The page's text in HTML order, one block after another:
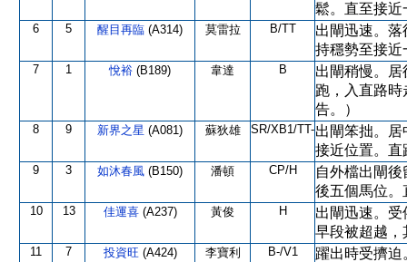
鬆。直至接近
6 5 醒目再臨 (A314) 莫雷拉 B/TT
出閘迅速。
持穩勢至接近
7 1 悅裕 (B189) 韋達 B
出閘稍慢。
跑，入直路
告。）
8 9 新界之星 (A081) 蘇狄雄 SR/XB1/TT-出閘笨拙。
接近位置。直
9 3 如沐春風 (B150) 潘頓 CP/H
自外檔出閘
後五個馬位。
10 13 佳運喜 (A237) 黃俊 H
出閘迅速。
早段被超越，
11 7 投資旺 (A424) 李寶利 B-/V1
躍出時受擠